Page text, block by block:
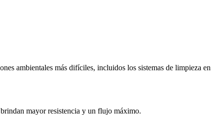
ambientales más difíciles, incluidos los sistemas de limpieza en
mayor resistencia y un flujo máximo.